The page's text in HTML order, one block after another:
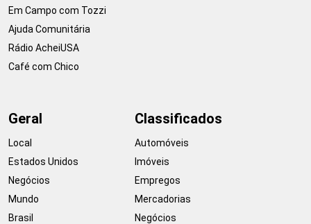
Em Campo com Tozzi
Ajuda Comunitária
Rádio AcheiUSA
Café com Chico
Geral
Local
Estados Unidos
Negócios
Mundo
Brasil
Classificados
Automóveis
Imóveis
Empregos
Mercadorias
Negócios